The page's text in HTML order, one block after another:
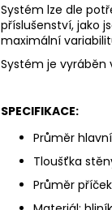
Systém lze dle
příslušenství, jako
maximální
Systém je vyráběn
SPECIFIKACE:
Průměr
Tloušťka
Průměr